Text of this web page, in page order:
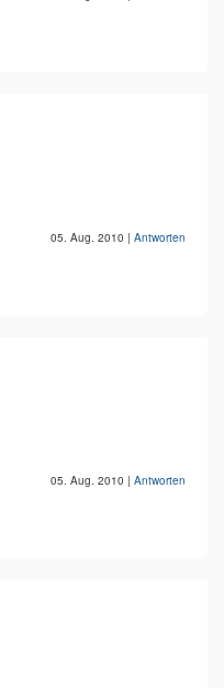
05. Aug. 2010 | Antworten
05. Aug. 2010 | Antworten